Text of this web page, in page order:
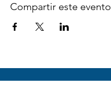
Compartir este evento